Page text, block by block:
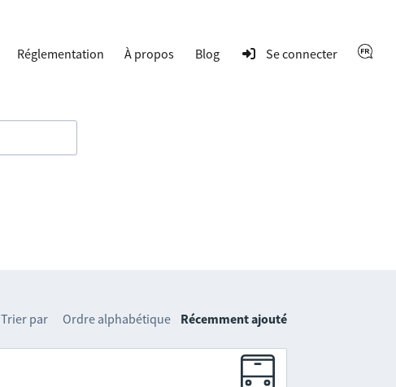
Réglementation À propos Blog Se connecter
Trier par Ordre alphabétique Récemment ajouté